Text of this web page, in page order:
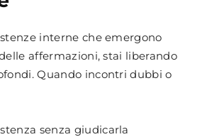
interne che emergono
affermazioni, stai liberando
Quando incontri dubbi o
senza giudicarla